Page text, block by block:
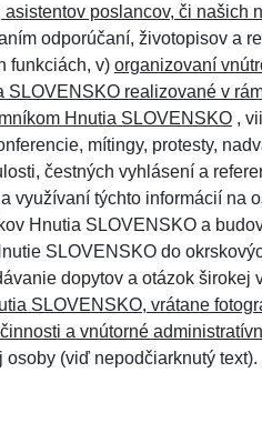
poslancov, či našich
odporúčaní, životopisov a
funkciách, v) organizovaní
realizované v
Hnutia SLOVENSKO ,
mítingy, protesty,
čestných vyhlásení a
využívaní týchto informácií na
Hnutia SLOVENSKO a
SLOVENSKO do
dopytov a otázok širokej
SLOVENSKO, vrátane
a vnútorné
(viď nepodčiarknutý text).